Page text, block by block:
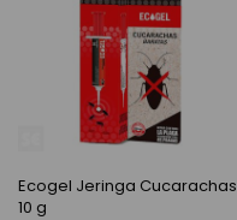
Ecogel Jeringa Cucarachas
10 g